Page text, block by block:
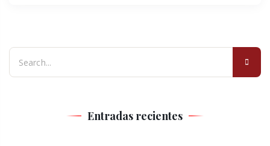
Entradas recientes